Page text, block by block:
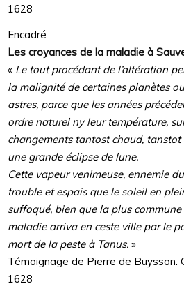
1628
Encadré
Les croyances de la maladie à
« Le tout procédant de l’altération
la malignité de certaines planètes
astres, parce que les années
ordre naturel ny leur température,
changements tantost chaud, tanstot
une grande éclipse de lune.
Cette vapeur venimeuse, ennemie
trouble et espais que le soleil en
suffoqué, bien que la plus
maladie arriva en ceste ville par le
mort de la peste à Tanus. »
Témoignage de Pierre de Buysson.
1628